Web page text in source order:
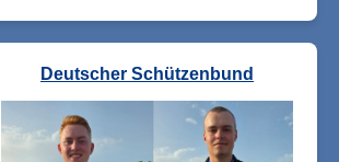
Deutscher Schützenbund